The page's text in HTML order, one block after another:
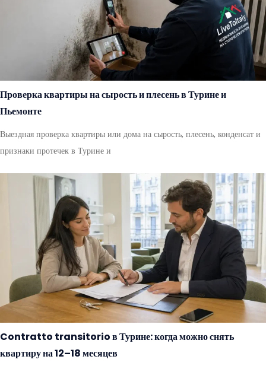
Проверка квартиры на сырость и плесень в Турине и
Пьемонте
Выездная проверка квартиры или дома на сырость, плесень, конденсат и
признаки протечек в Турине и
Contratto transitorio в Турине: когда можно снять
квартиру на 12–18 месяцев